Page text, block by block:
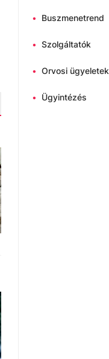
• Buszmenetrend
• Szolgáltatók
• Orvosi ügyeletek
• Ügyintézés